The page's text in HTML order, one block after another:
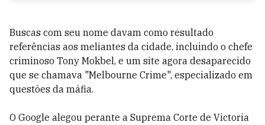
Buscas com seu nome davam como resultado
referências aos meliantes da cidade, incluindo o chefe
criminoso Tony Mokbel, e um site agora desaparecido
que se chamava "Melbourne Crime", especializado em
questões da máfia.
O Google alegou perante a Suprema Corte de Victoria